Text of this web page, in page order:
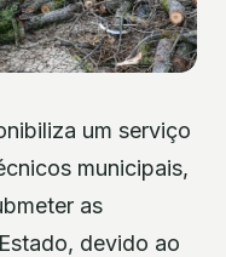
um serviço
municipais,
as
devido ao